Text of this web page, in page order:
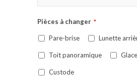
Pièces à changer *
Pare-brise Lunette
Toit panoramique
Custode